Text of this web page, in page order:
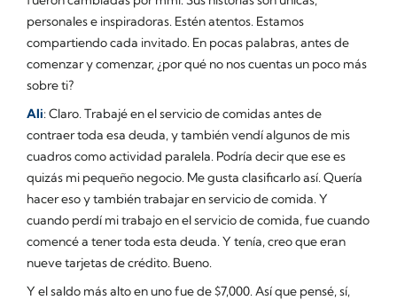
personales e inspiradoras. Estén atentos. Estamos
compartiendo cada invitado. En pocas palabras, antes de
comenzar y comenzar, ¿por qué no nos cuentas un poco más
sobre ti?
Ali: Claro. Trabajé en el servicio de comidas antes de
contraer toda esa deuda, y también vendí algunos de mis
cuadros como actividad paralela. Podría decir que ese es
quizás mi pequeño negocio. Me gusta clasificarlo así. Quería
hacer eso y también trabajar en servicio de comida. Y
cuando perdí mi trabajo en el servicio de comida, fue cuando
comencé a tener toda esta deuda. Y tenía, creo que eran
nueve tarjetas de crédito. Bueno.
Y el saldo más alto en uno fue de $7,000. Así que pensé, sí,